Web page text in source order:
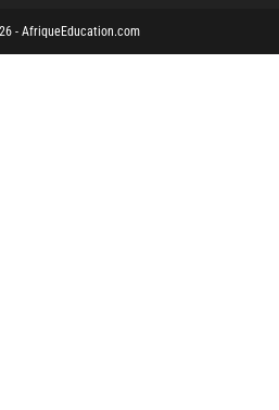
- AfriqueEducation.com